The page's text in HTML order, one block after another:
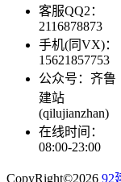
客服QQ2：
2116878873
手机(同VX)：
15621857753
公众号：齐鲁
建站
(qilujianzhan)
在线时间：
08:00-23:00
CopyRight©2026 92